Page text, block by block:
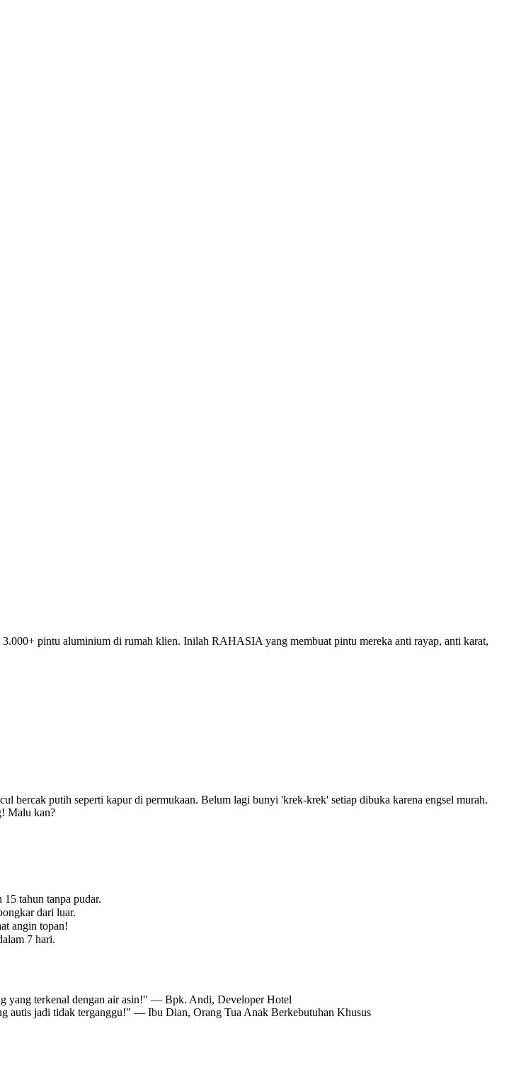
3.000+ pintu aluminium di rumah klien. Inilah RAHASIA yang membuat pintu mereka anti rayap, anti karat,
bercak putih seperti kapur di permukaan. Belum lagi bunyi 'krek-krek' setiap dibuka karena engsel murah.
Malu kan?
tahun tanpa pudar.
dari luar.
angin topan!
7 hari.
yang terkenal dengan air asin!" — Bpk. Andi, Developer Hotel
autis jadi tidak terganggu!" — Ibu Dian, Orang Tua Anak Berkebutuhan Khusus